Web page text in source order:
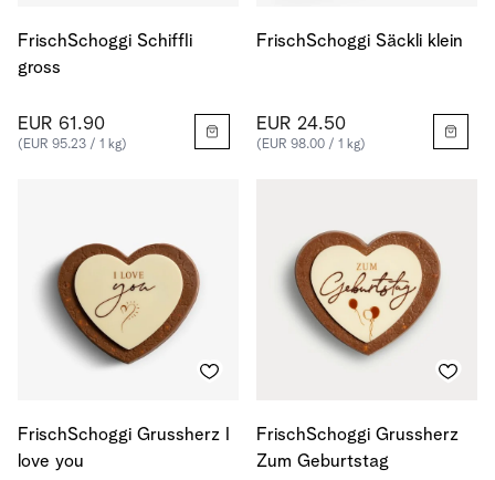
FrischSchoggi Schiffli
gross
EUR 61.90
(EUR 95.23 / 1 kg)
FrischSchoggi Säckli klein
EUR 24.50
(EUR 98.00 / 1 kg)
FrischSchoggi Grussherz I
love you
FrischSchoggi Grussherz
Zum Geburtstag